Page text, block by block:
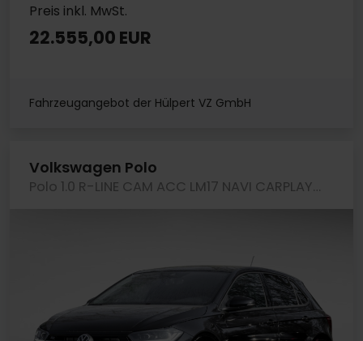
Preis inkl. MwSt.
22.555,00 EUR
Fahrzeugangebot der Hülpert VZ GmbH
Volkswagen Polo
Polo 1.0 R-LINE CAM ACC LM17 NAVI CARPLAY SITZHZ